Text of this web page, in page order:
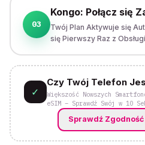
03
Kongo: Połącz się
Twój Plan Aktywuje się
się Pierwszy Raz z
✓
Czy Twój Telefon
Większość Nowszych
eSIM – Sprawdź Swój w 10
Sprawdź